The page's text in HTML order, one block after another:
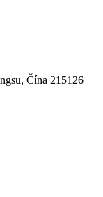
Čína 215126